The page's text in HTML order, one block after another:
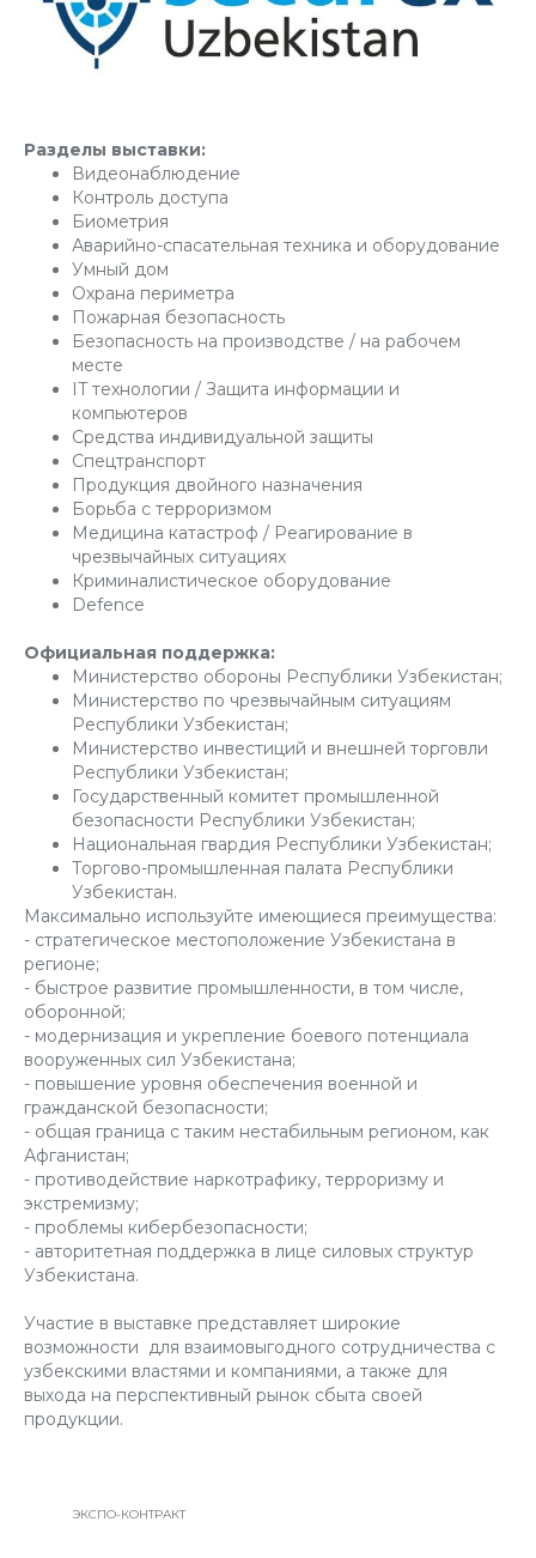
Разделы выставки:
Видеонаблюдение
Контроль доступа
Биометрия
Аварийно-спасательная техника и оборудование
Умный дом
Охрана периметра
Пожарная безопасность
Безопасность на производстве / на рабочем
месте
IT технологии / Защита информации и
компьютеров
Средства индивидуальной защиты
Спецтранспорт
Продукция двойного назначения
Борьба с терроризмом
Медицина катастроф / Реагирование в
чрезвычайных ситуациях
Криминалистическое оборудование
Defence
Официальная поддержка:
Министерство обороны Республики Узбекистан;
Министерство по чрезвычайным ситуациям
Республики Узбекистан;
Министерство инвестиций и внешней торговли
Республики Узбекистан;
Государственный комитет промышленной
безопасности Республики Узбекистан;
Национальная гвардия Республики Узбекистан;
Торгово-промышленная палата Республики
Узбекистан.
Максимально используйте имеющиеся преимущества:
- стратегическое местоположение Узбекистана в
регионе;
- быстрое развитие промышленности, в том числе,
оборонной;
- модернизация и укрепление боевого потенциала
вооруженных сил Узбекистана;
- повышение уровня обеспечения военной и
гражданской безопасности;
- общая граница с таким нестабильным регионом, как
Афганистан;
- противодействие наркотрафику, терроризму и
экстремизму;
- проблемы кибербезопасности;
- авторитетная поддержка в лице силовых структур
Узбекистана.
Участие в выставке представляет широкие
возможности для взаимовыгодного сотрудничества с
узбекскими властями и компаниями, а также для
выхода на перспективный рынок сбыта своей
продукции.
ЭКСПО-КОНТРАКТ